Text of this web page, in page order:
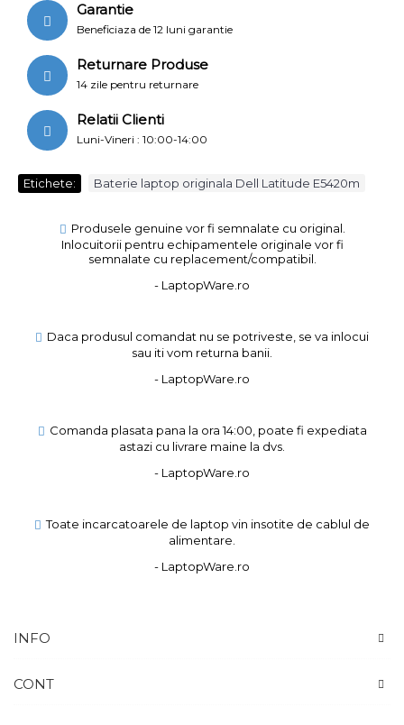
Garantie
Beneficiaza de 12 luni garantie
Returnare Produse
14 zile pentru returnare
Relatii Clienti
Luni-Vineri : 10:00-14:00
Etichete: Baterie laptop originala Dell Latitude E5420m
Produsele genuine vor fi semnalate cu original.
Inlocuitorii pentru echipamentele originale vor fi
semnalate cu replacement/compatibil.
- LaptopWare.ro
Daca produsul comandat nu se potriveste, se va inlocui
sau iti vom returna banii.
- LaptopWare.ro
Comanda plasata pana la ora 14:00, poate fi expediata
astazi cu livrare maine la dvs.
- LaptopWare.ro
Toate incarcatoarele de laptop vin insotite de cablul de
alimentare.
- LaptopWare.ro
INFO
CONT